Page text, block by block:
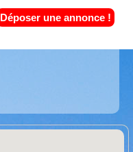
Déposer une annonce !